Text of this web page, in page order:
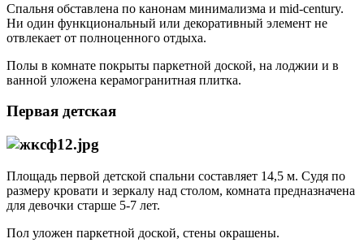
Спальня обставлена по канонам минимализма и mid-century.
Ни один функциональный или декоративный элемент не
отвлекает от полноценного отдыха.
Полы в комнате покрыты паркетной доской, на лоджии и в
ванной уложена керамогранитная плитка.
Первая детская
Площадь первой детской спальни составляет 14,5 м. Судя по
размеру кровати и зеркалу над столом, комната предназначена
для девочки старше 5-7 лет.
Пол уложен паркетной доской, стены окрашены.